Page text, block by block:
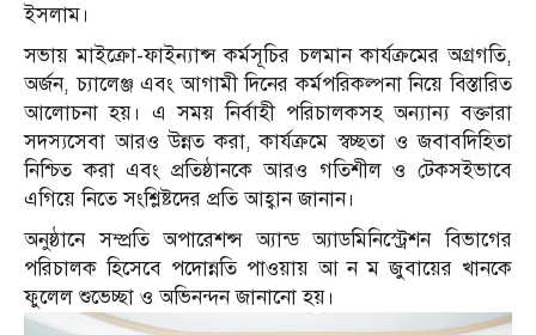
ইসলাম।
সভায় মাইক্রো-ফাইন্যান্স কর্মসূচির চলমান কার্যক্রমের অগ্রগতি,
অর্জন, চ্যালেঞ্জ এবং আগামী দিনের কর্মপরিকল্পনা নিয়ে বিস্তারিত
আলোচনা হয়। এ সময় নির্বাহী পরিচালকসহ অন্যান্য বক্তারা
সদস্যসেবা আরও উন্নত করা, কার্যক্রমে স্বচ্ছতা ও জবাবদিহিতা
নিশ্চিত করা এবং প্রতিষ্ঠানকে আরও গতিশীল ও টেকসইভাবে
এগিয়ে নিতে সংশ্লিষ্টদের প্রতি আহ্বান জানান।
অনুষ্ঠানে সম্প্রতি অপারেশন্স অ্যান্ড অ্যাডমিনিস্ট্রেশন বিভাগের
পরিচালক হিসেবে পদোন্নতি পাওয়ায় আ ন ম জুবায়ের খানকে
ফুলেল শুভেচ্ছা ও অভিনন্দন জানানো হয়।